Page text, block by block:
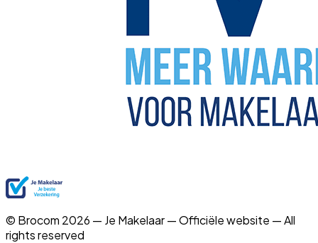
© Brocom 2026 — Je Makelaar — Officiële website — All
rights reserved